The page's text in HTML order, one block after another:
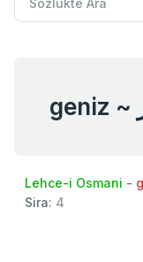
Lehce-i Osmani -
Sira: 4